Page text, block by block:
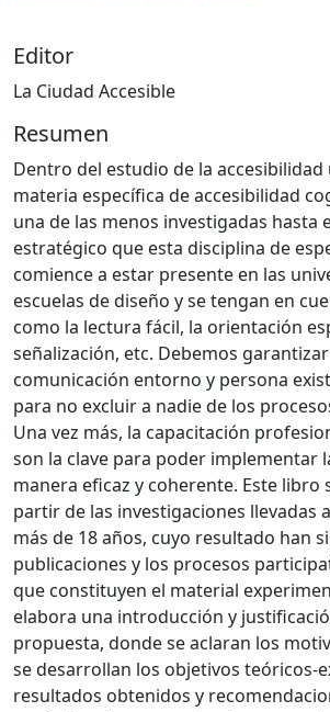
Editor
La Ciudad Accesible
Resumen
Dentro del estudio de la accesibilidad
materia específica de accesibilidad
una de las menos investigadas hasta
estratégico que esta disciplina de
comience a estar presente en las
escuelas de diseño y se tengan en
como la lectura fácil, la orientación
señalización, etc. Debemos
comunicación entorno y persona
para no excluir a nadie de los
Una vez más, la capacitación
son la clave para poder implementar
manera eficaz y coherente. Este libro
partir de las investigaciones llevadas
más de 18 años, cuyo resultado han
publicaciones y los procesos
que constituyen el material
elabora una introducción y
propuesta, donde se aclaran los
se desarrollan los objetivos teóricos-
resultados obtenidos y